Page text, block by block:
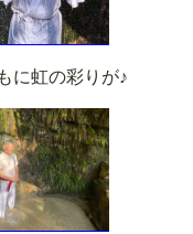
に虹の彩りが♪